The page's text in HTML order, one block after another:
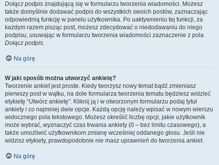
Dołącz podpis znajdującą się w formularzu tworzenia wiadomości. Możesz
także domyślnie dodawać podpis do wszystkich swoich postów, zaznaczając
odpowiednią funkcję w panelu użytkownika. Po uaktywnieniu tej funkcji, za
każdym razem pisząc post, możesz zdecydować o niedodawaniu do niego
podpisu, usuwając w formularzu tworzenia wiadomości zaznaczenie z pola
Dołącz podpis.
Na górę
W jaki sposób można utworzyć ankietę?
Tworzenie ankiet jest proste. Kiedy tworzysz nowy temat bądź zmieniasz
pierwszy post w wątku, na dole formularza tworzenia tematu będziesz widzieć
etykietę “Utwórz ankietę”. Kliknij ją i w otworzonym formularzu podaj tytuł
ankiety i co najmniej dwie opcje. Każdą opcję należy wpisać w nowym wierszu
widocznego pola tekstowego. Możesz określić liczbę opcji, jakie użytkownik
może wybrać, wyznaczyć czas trwania ankiety (0 – bez limitu czasowego), a
także umożliwić użytkownikom zmianę wcześniej oddanego głosu. Jeśli nie
widzisz etykiety, prawdopodobnie nie masz uprawnień do tworzenia ankiet.
Na górę